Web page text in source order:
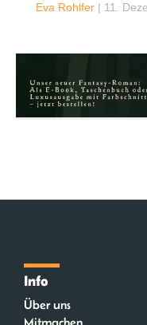
Eva Rohlfer | 11.
Info
Über uns
Mitmachen